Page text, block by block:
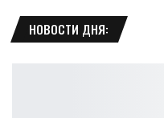
НОВОСТИ ДНЯ: